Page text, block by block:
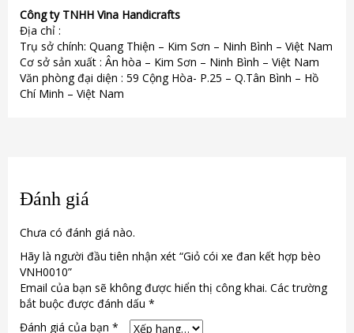
Công ty TNHH Vina Handicrafts
Địa chỉ :
Trụ sở chính: Quang Thiện – Kim Sơn – Ninh Bình – Việt Nam
Cơ sở sản xuất : Ân hòa – Kim Sơn – Ninh Bình – Việt Nam
Văn phòng đại diện : 59 Cộng Hòa- P.25 – Q.Tân Bình – Hồ
Chí Minh – Việt Nam
Đánh giá
Chưa có đánh giá nào.
Hãy là người đầu tiên nhận xét “Giỏ cói xe đan kết hợp bèo
VNH0010”
Email của bạn sẽ không được hiển thị công khai. Các trường
bắt buộc được đánh dấu *
Đánh giá của bạn *